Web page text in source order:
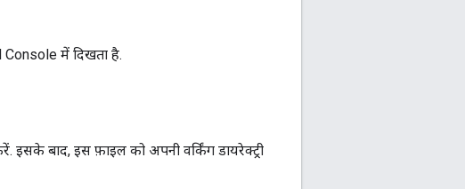
Console में दिखता है.
इसके बाद, इस फ़ाइल को अपनी वर्किंग डायरेक्ट्री